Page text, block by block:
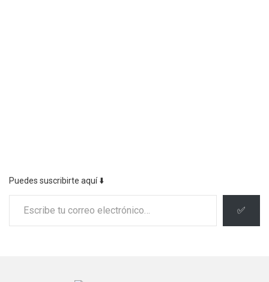
Puedes suscribirte aquí ⬇️
Escribe tu correo electrónico…
✅